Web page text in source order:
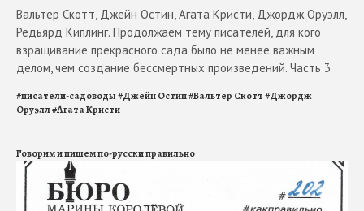
Вальтер Скотт, Джейн Остин, Агата Кристи, Джордж Оруэлл,
Редьярд Киплинг. Продолжаем тему писателей, для кого
взращивание прекрасного сада было не менее важным
делом, чем создание бессмертных произведений. Часть 3
#писатели-садоводы#Джейн Остин#Вальтер Скотт#Джордж
Оруэлл#Агата Кристи
Говорим и пишем по-русски правильно